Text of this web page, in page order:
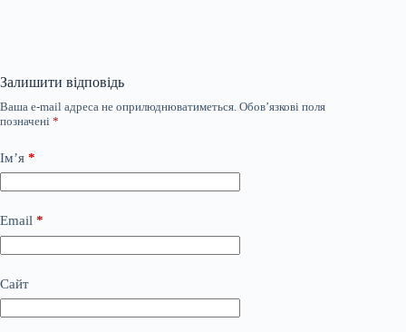
Залишити відповідь
Ваша e-mail адреса не оприлюднюватиметься. Обов’язкові поля
позначені *
Ім’я *
Email *
Сайт